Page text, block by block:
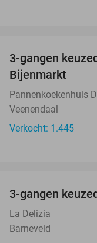
3-gangen
Bijenmarkt
Pannenkoekenhuis
Veenendaal
Verkocht: 1.445
3-gangen
La Delizia
Barneveld